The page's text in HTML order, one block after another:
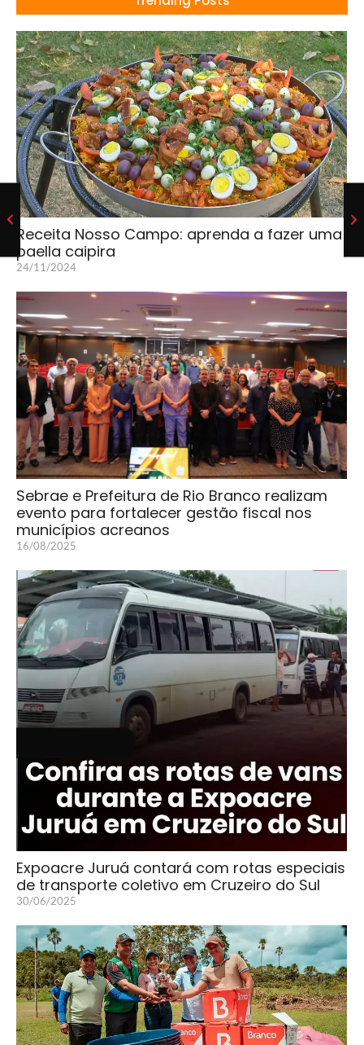
Receita Nosso Campo: aprenda a fazer uma
paella caipira
24/11/2024
Sebrae e Prefeitura de Rio Branco realizam
evento para fortalecer gestão fiscal nos
municípios acreanos
16/08/2025
Expoacre Juruá contará com rotas especiais
de transporte coletivo em Cruzeiro do Sul
30/06/2025